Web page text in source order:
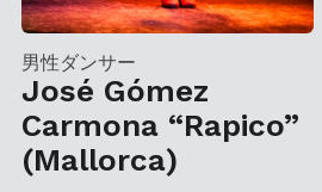
男性ダンサー
José Gómez
Carmona “Rapico”
(Mallorca)